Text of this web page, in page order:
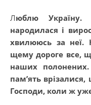
Люблю Україну. Не тільки тому, що тут
народилася і
хвилююсь за
щему дороге все,
наших
пам’ять
Господи, коли ж